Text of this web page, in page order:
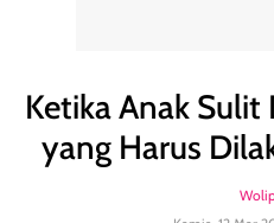
Ketika Anak Sulit
yang Harus